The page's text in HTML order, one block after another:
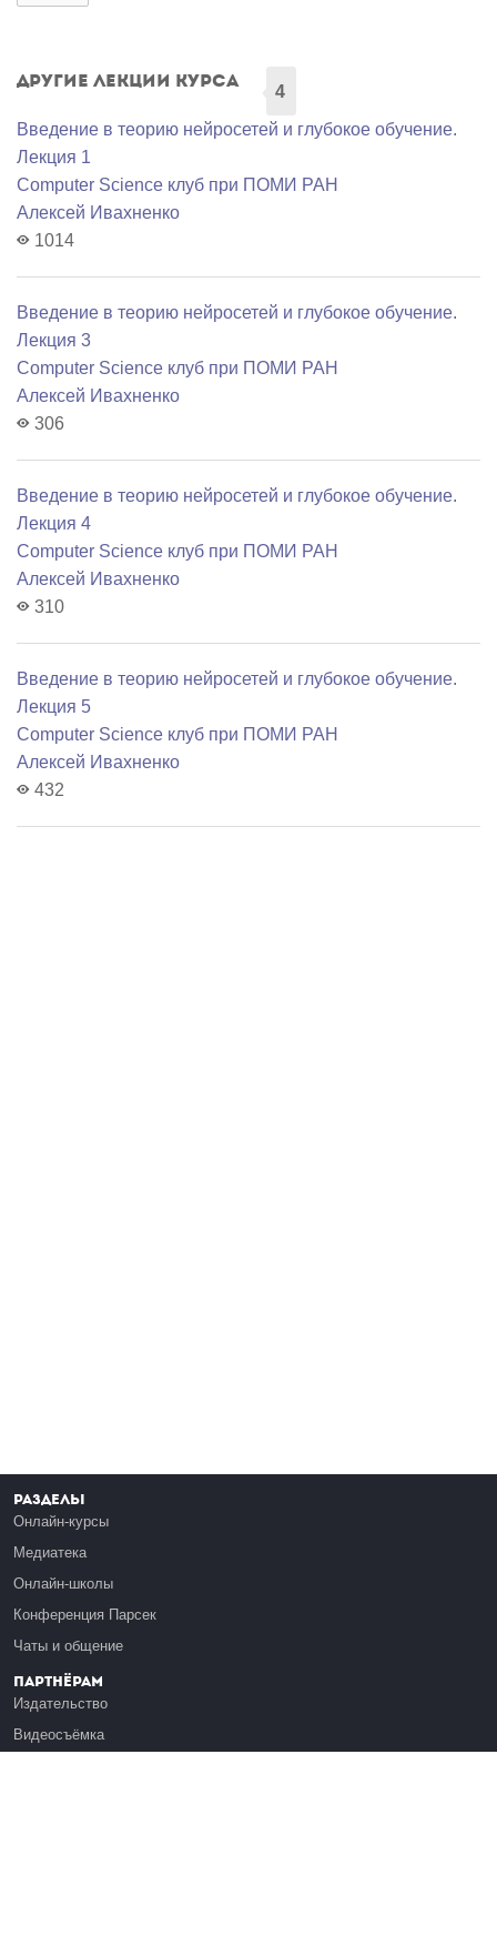
Другие лекции курса
4
Введение в теорию нейросетей и глубокое обучение.
Лекция 1
Computer Science клуб при ПОМИ РАН
Алексей Ивахненко
1014
Введение в теорию нейросетей и глубокое обучение.
Лекция 3
Computer Science клуб при ПОМИ РАН
Алексей Ивахненко
306
Введение в теорию нейросетей и глубокое обучение.
Лекция 4
Computer Science клуб при ПОМИ РАН
Алексей Ивахненко
310
Введение в теорию нейросетей и глубокое обучение.
Лекция 5
Computer Science клуб при ПОМИ РАН
Алексей Ивахненко
432
Разделы
Онлайн-курсы
Медиатека
Онлайн-школы
Конференция Парсек
Чаты и общение
Партнёрам
Издательство
Видеосъёмка